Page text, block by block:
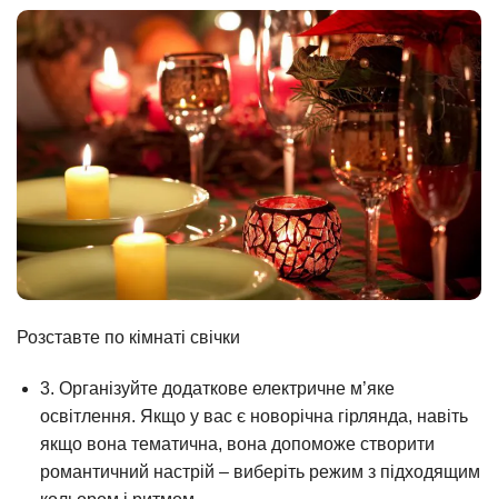
Розставте по кімнаті свічки
3. Організуйте додаткове електричне м’яке
освітлення. Якщо у вас є новорічна гірлянда, навіть
якщо вона тематична, вона допоможе створити
романтичний настрій – виберіть режим з підходящим